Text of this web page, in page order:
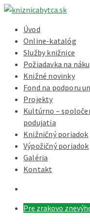
Úvod
Online-katalóg
Služby knižnice
Požiadavka na
Knižné novinky
Fond na podporu
Projekty
Kultúrno –
podujatia
Knižničný poriadok
Výpožičný poriadok
Galéria
Kontakt
Pre zrakovo